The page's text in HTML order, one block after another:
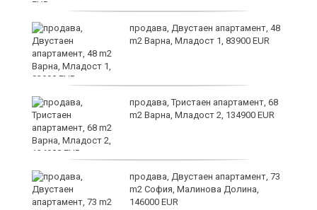
продава, Двустаен апартамент, 48
m2 Варна, Младост 1, 83900 EUR
продава, Тристаен апартамент, 68
m2 Варна, Младост 2, 134900 EUR
продава, Двустаен апартамент, 73
m2 София, Малинова Долина,
146000 EUR